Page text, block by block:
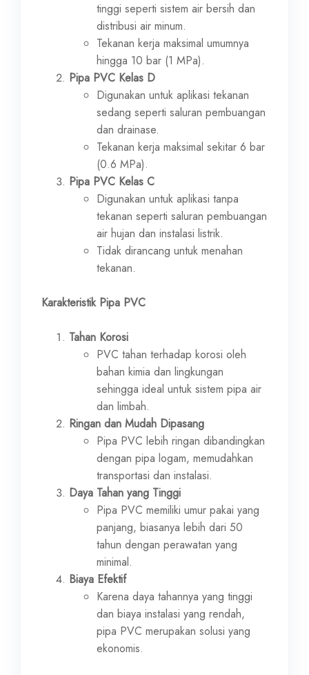
tinggi seperti sistem air bersih dan
distribusi air minum.
Tekanan kerja maksimal umumnya
hingga 10 bar (1 MPa).
Pipa PVC Kelas D
Digunakan untuk aplikasi tekanan
sedang seperti saluran pembuangan
dan drainase.
Tekanan kerja maksimal sekitar 6 bar
(0.6 MPa).
Pipa PVC Kelas C
Digunakan untuk aplikasi tanpa
tekanan seperti saluran pembuangan
air hujan dan instalasi listrik.
Tidak dirancang untuk menahan
tekanan.
Karakteristik Pipa PVC
Tahan Korosi
PVC tahan terhadap korosi oleh
bahan kimia dan lingkungan
sehingga ideal untuk sistem pipa air
dan limbah.
Ringan dan Mudah Dipasang
Pipa PVC lebih ringan dibandingkan
dengan pipa logam, memudahkan
transportasi dan instalasi.
Daya Tahan yang Tinggi
Pipa PVC memiliki umur pakai yang
panjang, biasanya lebih dari 50
tahun dengan perawatan yang
minimal.
Biaya Efektif
Karena daya tahannya yang tinggi
dan biaya instalasi yang rendah,
pipa PVC merupakan solusi yang
ekonomis.